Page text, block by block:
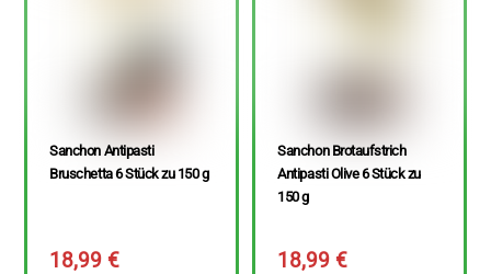
Sanchon Antipasti
Bruschetta 6 Stück zu 150 g
18,99€
Sanchon Brotaufstrich
Antipasti Olive 6 Stück zu
150 g
18,99€